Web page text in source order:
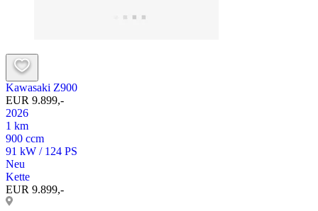
Kawasaki Z900
EUR 9.899,-
2026
1 km
900 ccm
91 kW / 124 PS
Neu
Kette
EUR 9.899,-